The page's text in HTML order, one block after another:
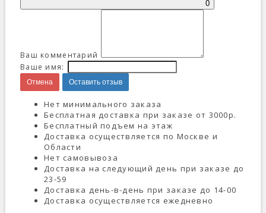
0
Ваш комментарий
Ваше имя:
Отмена Оставить отзыв
Нет минимального заказа
Бесплатная доставка при заказе от 3000р.
Бесплатный подъем на этаж
Доставка осуществляется по Москве и
Области
Нет самовывоза
Доставка на следующий день при заказе до
23-59
Доставка день-в-день при заказе до 14-00
Доставка осуществляется ежедневно